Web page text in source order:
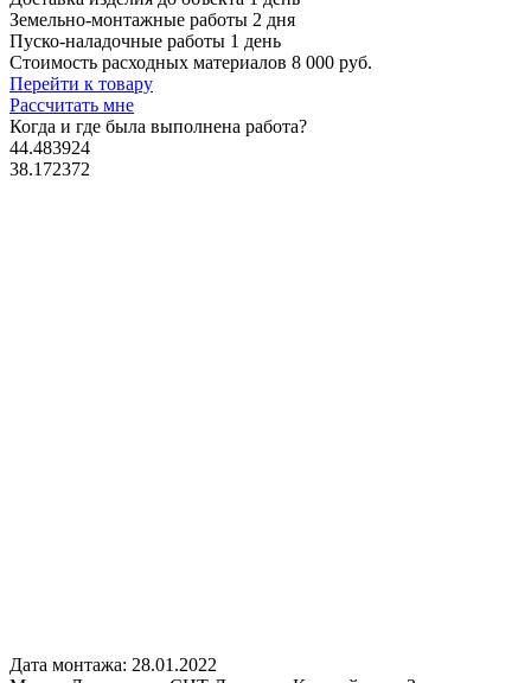
Земельно-монтажные работы 2 дня
Пуско-наладочные работы 1 день
Стоимость расходных материалов 8 000 руб.
Перейти к товару
Рассчитать мне
Когда и где была выполнена работа?
44.483924
38.172372
Дата монтажа: 28.01.2022